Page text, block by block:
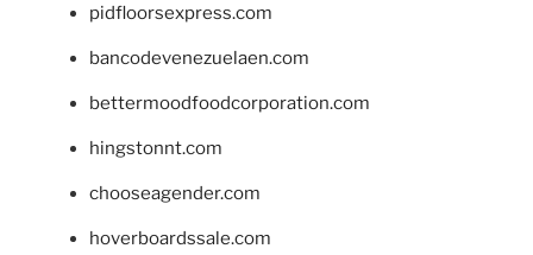
pidfloorsexpress.com
bancodevenezuelaen.com
bettermoodfoodcorporation.com
hingstonnt.com
chooseagender.com
hoverboardssale.com